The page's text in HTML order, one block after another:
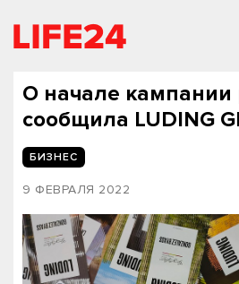
О начале кампании
сообщила LUDING
БИЗНЕС
9 ФЕВРАЛЯ 2022